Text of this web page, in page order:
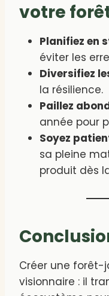
votre
Planifiez en
éviter les
Diversifiez
la résilience.
Paillez
année pour
Soyez
sa pleine
produit dès
Créer une forêt-
visionnaire : il